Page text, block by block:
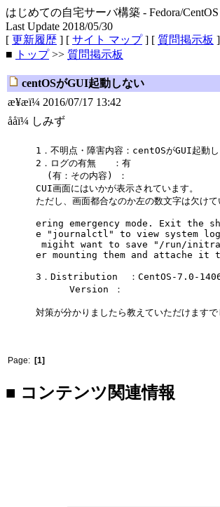
はじめての自宅サーバ構築 - Fedora/
Last Update 2018/05/30
[ 更新履歴 ] [ サイト マップ] [ 質問掲示板
■
トップ>> 質問掲示板
centOSがGUI起動しない
æ¥æï¼ 2016/07/17 13:42
ååï¼ しみず
1．不明点・障害内容：centOSがGUI起動
2．ログの有無 ：有
(有：その内容) ：
CUI画面にはいかが表示されています。
ただし、画面都合なのか左の数文字は欠けて
ering emergency mode. Exit the
e "journalctl" to view system
migiht want to save "/run/
er mounting them and attache it
3．Distribution ：CentOS-7.0-
Version ：
対策が分かりましたら教えていただけますで
Page: [1]
■ コンテンツ関連情報